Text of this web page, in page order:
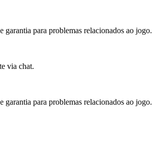
garantia para problemas relacionados ao jogo.
via chat.
garantia para problemas relacionados ao jogo.